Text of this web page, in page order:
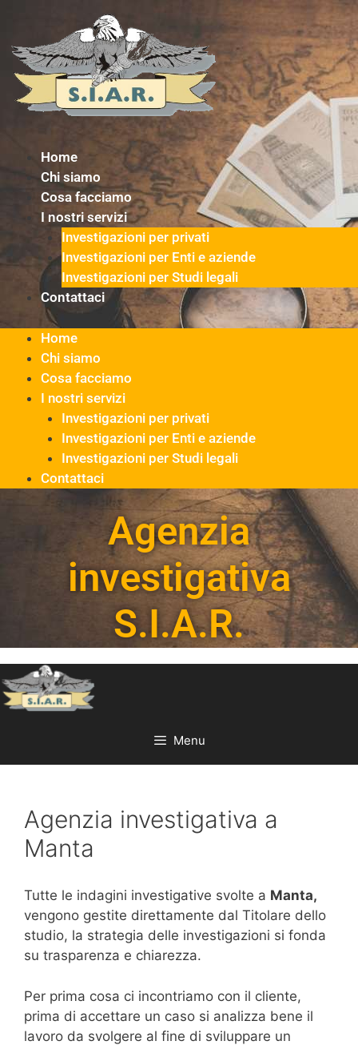
contenuto
Home
Chi siamo
Cosa facciamo
I nostri servizi
Investigazioni per privati
Investigazioni per Enti e aziende
Investigazioni per Studi legali
Contattaci
Home
Chi siamo
Cosa facciamo
I nostri servizi
Investigazioni per privati
Investigazioni per Enti e aziende
Investigazioni per Studi legali
Contattaci
Agenzia
investigativa
S.I.A.R.
Menu
Agenzia investigativa a
Manta
Tutte le indagini investigative svolte a Manta,
vengono gestite direttamente dal Titolare dello
studio, la strategia delle investigazioni si fonda
su trasparenza e chiarezza.
Per prima cosa ci incontriamo con il cliente,
prima di accettare un caso si analizza bene il
lavoro da svolgere al fine di sviluppare un